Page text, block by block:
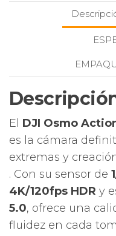
El DJI Osmo
es la cámara
extremas y
️. Con su sensor de
4K/120fps HDR y
5.0, ofrece una
fluidez en cada